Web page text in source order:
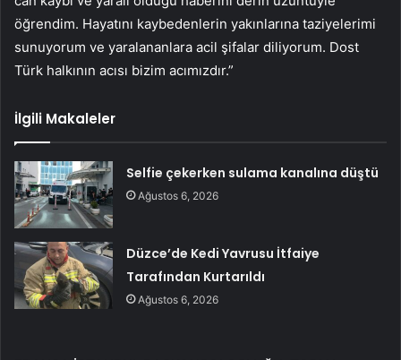
öğrendim. Hayatını kaybedenlerin yakınlarına taziyelerimi
sunuyorum ve yaralananlara acil şifalar diliyorum. Dost
Türk halkının acısı bizim acımızdır.”
İlgili Makaleler
Selfie çekerken sulama kanalına düştü
Ağustos 6, 2026
Düzce’de Kedi Yavrusu İtfaiye
Tarafından Kurtarıldı
Ağustos 6, 2026